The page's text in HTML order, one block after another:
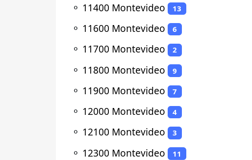
⚬ 11400 Montevideo 13
⚬ 11600 Montevideo 6
⚬ 11700 Montevideo 2
⚬ 11800 Montevideo 9
⚬ 11900 Montevideo 7
⚬ 12000 Montevideo 4
⚬ 12100 Montevideo 3
⚬ 12300 Montevideo 11